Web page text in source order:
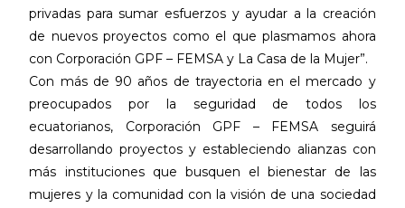
privadas para sumar esfuerzos y ayudar a la creación
de nuevos proyectos como el que plasmamos ahora
con Corporación GPF – FEMSA y La Casa de la Mujer”.
Con más de 90 años de trayectoria en el mercado y
preocupados por la seguridad de todos los
ecuatorianos, Corporación GPF – FEMSA seguirá
desarrollando proyectos y estableciendo alianzas con
más instituciones que busquen el bienestar de las
mujeres y la comunidad con la visión de una sociedad